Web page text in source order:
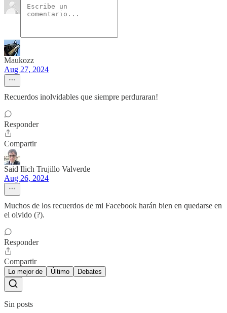
Maukozz
Aug 27, 2024
Recuerdos inolvidables que siempre perduraran!
Responder
Compartir
Said Ilich Trujillo Valverde
Aug 26, 2024
Muchos de los recuerdos de mi Facebook harán bien en quedarse en
el olvido (?).
Responder
Compartir
Lo mejor de Último Debates
Sin posts